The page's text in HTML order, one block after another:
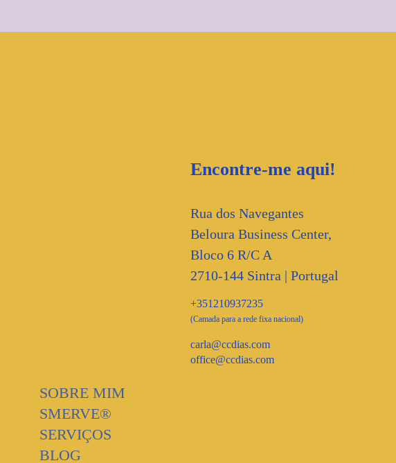
SOBRE MIM
SMERVE®
SERVIÇOS
BLOG
Encontre-me aqui!
Rua dos Navegantes
Beloura Business Center,
Bloco 6 R/C A
2710-144 Sintra | Portugal
+351210937235
(Camada para a rede fixa nacional)
carla@ccdias.com
office@ccdias.com